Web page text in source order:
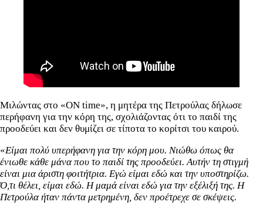
Μιλώντας στο «ΟΝ time», η μητέρα της Πετρούλας δήλωσε
περήφανη για την κόρη της, σχολιάζοντας ότι το παιδί της
προοδεύει και δεν θυμίζει σε τίποτα το κορίτσι του καιρού.
«Είμαι πολύ υπερήφανη για την κόρη μου. Νιώθω όπως θα
ένιωθε κάθε μάνα που το παιδί της προοδεύει. Αυτήν τη στιγμή
είναι μια άριστη φοιτήτρια. Εγώ είμαι εδώ και την υποστηρίζω.
Ό,τι θέλει, είμαι εδώ. Η μαμά είναι εδώ για την εξέλιξή της. Η
Πετρούλα ήταν πάντα μετρημένη, δεν προέτρεχε σε σκέψεις.